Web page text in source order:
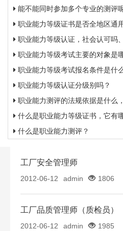
能不能同时参加多个专业的测评呢
职业能力等级证书是否全地区通用
职业能力等级认证，社会认可吗、
职业能力等级考试主要的对象是哪
职业能力等级考试报名条件是什么
职业能力等级认证分级别吗？
职业能力测评的法规依据是什么，
什么是职业能力等级证书，它有哪
什么是职业能力测评？
工厂安全管理师
2012-06-12 admin 1806
工厂品质管理师（质检员）
2012-06-12 admin 1985